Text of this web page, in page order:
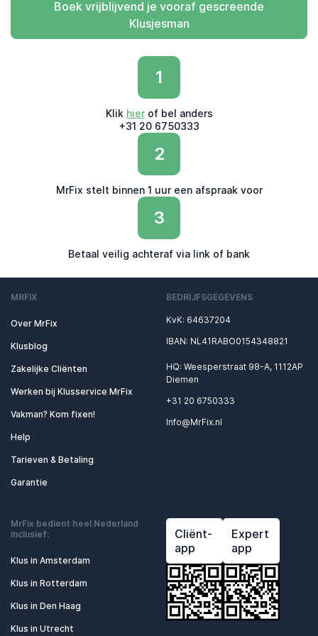
Boek vrijblijvend je vooraf gescreende
Klusjesman
1
Klik hierof bel anders
+31 20 6750333
2
MrFix stelt binnen 1 uur een afspraak voor
3
Betaal veilig achteraf via link of bank
MRFIX
Over MrFix
Klusblog
Zakelijke Cliënten
Werken bij Klusservice MrFix
Vakman? Kom fixen!
Help
Tarieven & Betaling
Garantie
BEDRIJFSGEGEVENS
KvK: 64637204
IBAN: NL41RABO0154348821
HQ: Weesperstraat 98-A, 1112AP
Diemen
+31 20 6750333
Info@MrFix.nl
MrFix bedient heel Nederland
inclusief:
Klus in Amsterdam
Klus in Rotterdam
Klus in Den Haag
Klus in Utrecht
Cliënt-
app
Expert
app